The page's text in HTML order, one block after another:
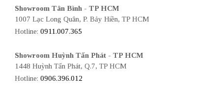
Showroom Tân Bình - TP HCM
1007 Lạc Long Quân, P. Bảy Hiền, TP HCM
Hotline: 0911.007.365
Showroom Huỳnh Tấn Phát - TP HCM
1448 Huỳnh Tấn Phát, Q.7, TP HCM
Hotline: 0906.396.012